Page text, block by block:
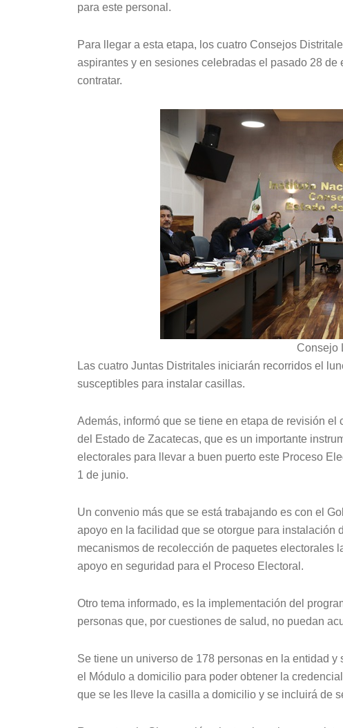
para este personal.
Para llegar a esta etapa, los cuatro Consejos
aspirantes y en sesiones celebradas el pasado 28
contratar.
Consejo
Las cuatro Juntas Distritales iniciarán recorridos el
susceptibles para instalar casillas.
Además, informó que se tiene en etapa de revisión
del Estado de Zacatecas, que es un importante
electorales para llevar a buen puerto este Proceso
1 de junio.
Un convenio más que se está trabajando es con el
apoyo en la facilidad que se otorgue para instalación
mecanismos de recolección de paquetes electorales
apoyo en seguridad para el Proceso Electoral.
Otro tema informado, es la implementación del
personas que, por cuestiones de salud, no puedan
Se tiene un universo de 178 personas en la entidad
el Módulo a domicilio para poder obtener la
que se les lleve la casilla a domicilio y se incluirá de